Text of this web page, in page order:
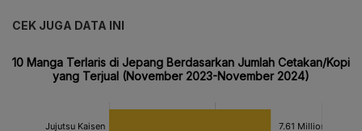
CEK JUGA DATA INI